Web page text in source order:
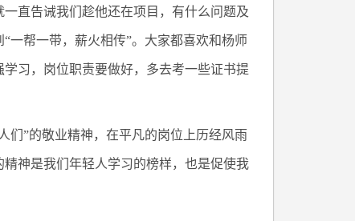
直告诫我们趁他还在项目，有什么问题及
一帮一带，薪火相传”。大家都喜欢和杨师
习，岗位职责要做好，多去考一些证书提
们”的敬业精神，在平凡的岗位上历经风雨
神是我们年轻人学习的榜样，也是促使我